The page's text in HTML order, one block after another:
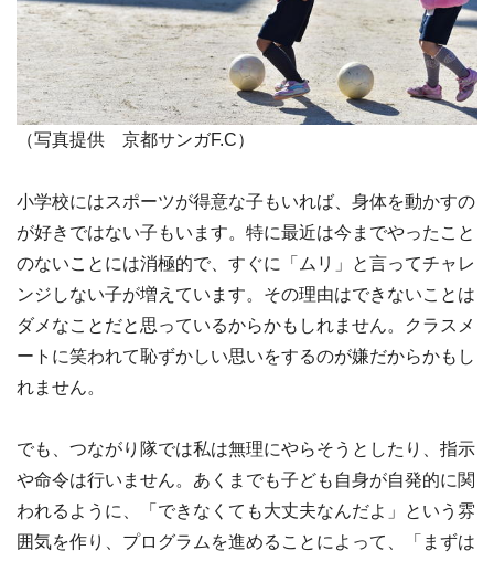
（写真提供 京都サンガF.C）
小学校にはスポーツが得意な子もいれば、身体を動かすの
が好きではない子もいます。特に最近は今までやったこと
のないことには消極的で、すぐに「ムリ」と言ってチャレ
ンジしない子が増えています。その理由はできないことは
ダメなことだと思っているからかもしれません。クラスメ
ートに笑われて恥ずかしい思いをするのが嫌だからかもし
れません。
でも、つながり隊では私は無理にやらそうとしたり、指示
や命令は行いません。あくまでも子ども自身が自発的に関
われるように、「できなくても大丈夫なんだよ」という雰
囲気を作り、プログラムを進めることによって、「まずは